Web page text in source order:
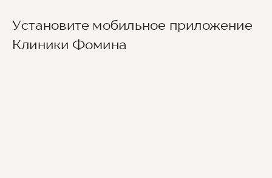
Установите мобильное приложение
Клиники Фомина